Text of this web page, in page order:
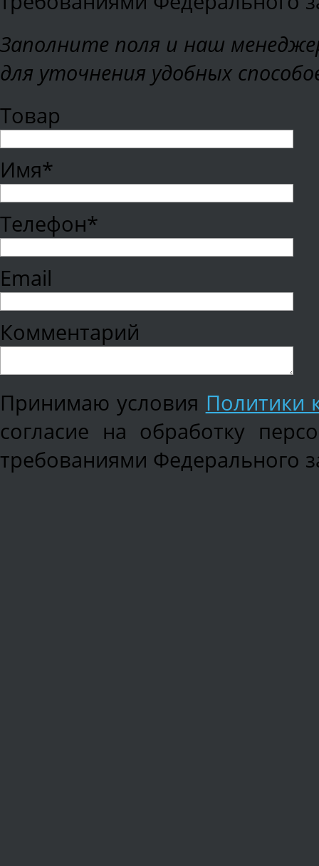
Заполните поля и наш
для уточнения удобных
Товар
Имя*
Телефон*
Email
Комментарий
Принимаю условия Политики
согласие на обработку
требованиями Федерального